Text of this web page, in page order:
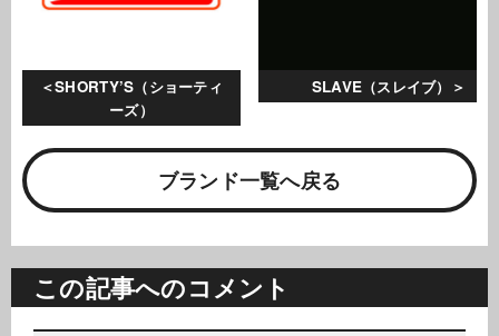
SLAVE（スレイブ）
SHORTY’S（ショーティ
ーズ）
ブランド一覧へ戻る
この記事へのコメント